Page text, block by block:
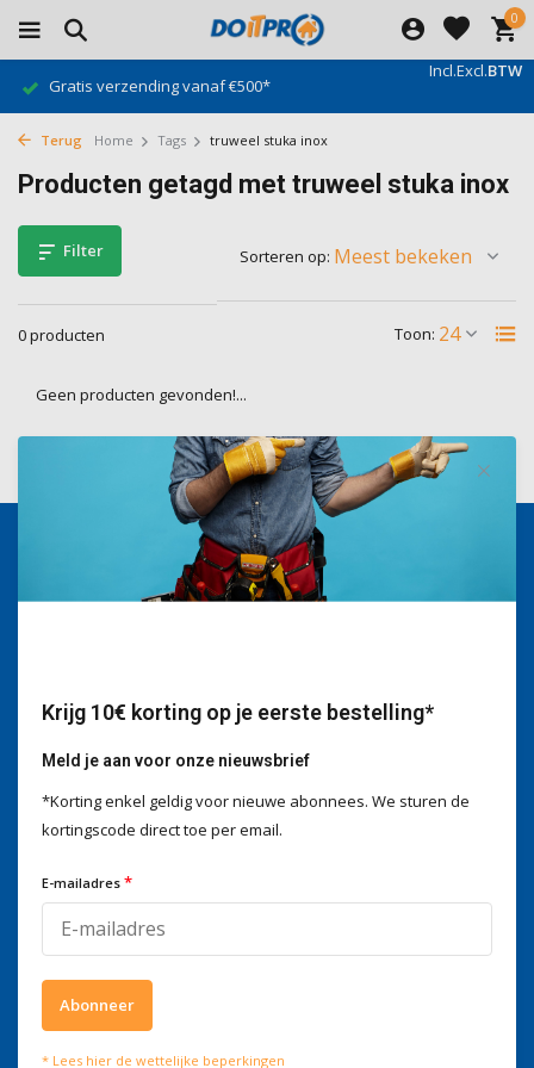
0
Incl.Excl.BTW
Gratis verzending vanaf €500*
Terug Home Tags truweel stuka inox
Producten getagd met truweel stuka inox
Filter
0 producten Toon:
Sorteren op:
Geen producten gevonden!...
Wij helpen je graag
+3278250650
Wat onze klanten zeggen
4 / 5
Volg ons
Meld je aan voor onze nieuwsbrief
Krijg 10€ korting op je eerste bestelling*
Meld je aan voor onze nieuwsbrief
*Korting enkel geldig voor nieuwe abonnees. We sturen de
kortingscode direct toe per email.
E-mailadres *
Abonneer
* Lees hier de wettelijke beperkingen